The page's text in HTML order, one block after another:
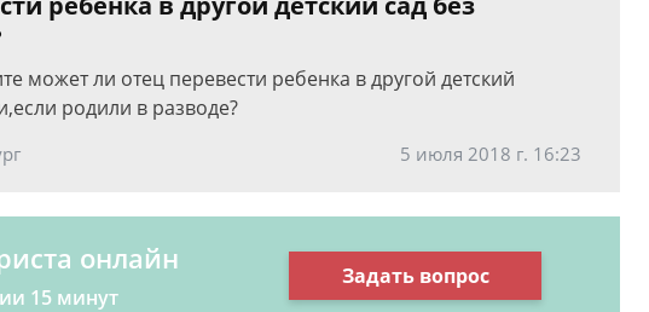
может ли отец перевести ребенка в другой детский
родили в разводе?
5 июля 2018 г. 16:23
онлайн
15 минут
Задать вопрос